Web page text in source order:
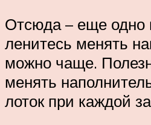
Отсюда – еще одно
ленитесь менять
можно чаще.
менять
лоток при каждой